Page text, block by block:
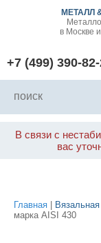
МЕТАЛЛ
в Москве
+7 (499) 390-
В связи с
вас
Главная
марка AISI 430